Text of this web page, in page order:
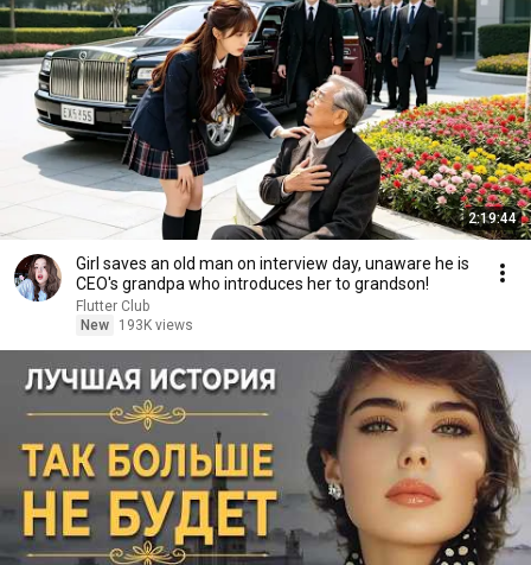
2:19:44
Girl saves an old man on interview day, unaware he is
CEO's grandpa who introduces her to grandson!
Flutter Club
New
193K views